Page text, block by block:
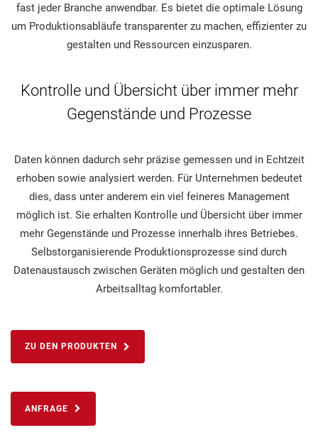
fast jeder Branche anwendbar. Es bietet die optimale Lösung
um Produktionsabläufe transparenter zu machen, effizienter zu
gestalten und Ressourcen einzusparen.
Kontrolle und Übersicht über immer mehr
Gegenstände und Prozesse
Daten können dadurch sehr präzise gemessen und in Echtzeit
erhoben sowie analysiert werden. Für Unternehmen bedeutet
dies, dass unter anderem ein viel feineres Management
möglich ist. Sie erhalten Kontrolle und Übersicht über immer
mehr Gegenstände und Prozesse innerhalb ihres Betriebes.
Selbstorganisierende Produktionsprozesse sind durch
Datenaustausch zwischen Geräten möglich und gestalten den
Arbeitsalltag komfortabler.
ZU DEN PRODUKTEN
ANFRAGE